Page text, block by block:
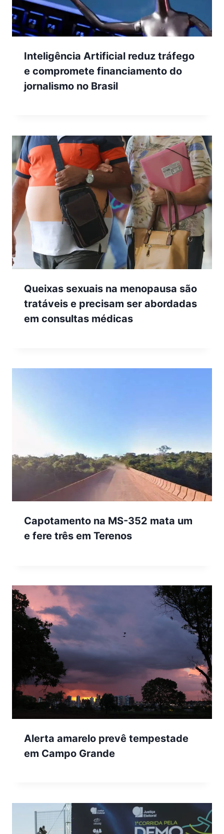
Inteligência Artificial reduz tráfego
e compromete financiamento do
jornalismo no Brasil
Queixas sexuais na menopausa são
tratáveis e precisam ser abordadas
em consultas médicas
Capotamento na MS-352 mata um
e fere três em Terenos
Alerta amarelo prevê tempestade
em Campo Grande